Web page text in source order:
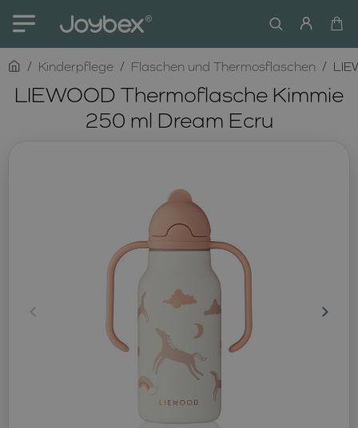
LIEWOOD Thermoflasche Kimmie
250 ml Dream Ecru
homeKinderpflege Flaschen und Thermosflaschen